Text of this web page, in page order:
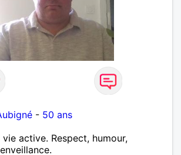
- 50 ans
vie active. Respect, humour,